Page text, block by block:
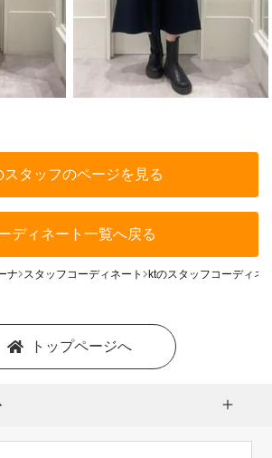
スタッフのページを見る
ディネート一覧へ戻る
ナ スタッフコーディネート ktのスタッフコーディネ
トップページへ